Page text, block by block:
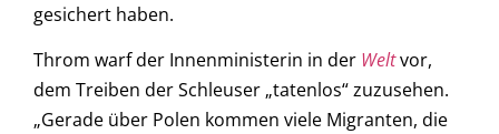
gesichert haben.
Throm warf der Innenministerin in der Weltvor,
dem Treiben der Schleuser „tatenlos“ zuzusehen.
„Gerade über Polen kommen viele Migranten, die